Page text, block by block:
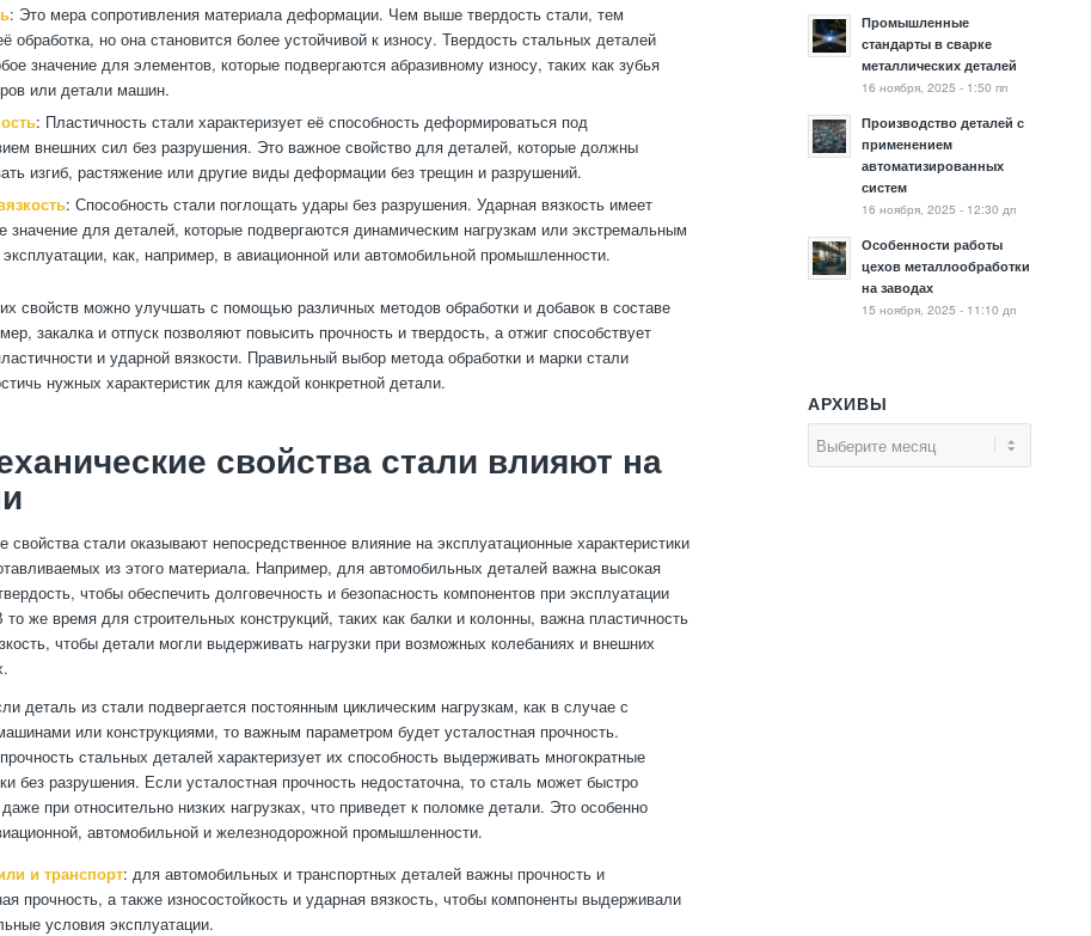
: Это мера сопротивления материала деформации. Чем выше твердость стали, тем
обработка, но она становится более устойчивой к износу. Твердость стальных деталей
значение для элементов, которые подвергаются абразивному износу, таких как зубья
или детали машин.
: Пластичность стали характеризует её способность деформироваться под
внешних сил без разрушения. Это важное свойство для деталей, которые должны
изгиб, растяжение или другие виды деформации без трещин и разрушений.
: Способность стали поглощать удары без разрушения. Ударная вязкость имеет
для деталей, которые подвергаются динамическим нагрузкам или экстремальным
как, например, в авиационной или автомобильной промышленности.
свойств можно улучшать с помощью различных методов обработки и добавок в составе
закалка и отпуск позволяют повысить прочность и твердость, а отжиг способствует
и ударной вязкости. Правильный выбор метода обработки и марки стали
нужных характеристик для каждой конкретной детали.
свойства стали влияют на
свойства стали оказывают непосредственное влияние на эксплуатационные характеристики
из этого материала. Например, для автомобильных деталей важна высокая
чтобы обеспечить долговечность и безопасность компонентов при эксплуатации
то же время для строительных конструкций, таких как балки и колонны, важна пластичность
чтобы детали могли выдерживать нагрузки при возможных колебаниях и внешних
деталь из стали подвергается постоянным циклическим нагрузкам, как в случае с
или конструкциями, то важным параметром будет усталостная прочность.
стальных деталей характеризует их способность выдерживать многократные
без разрушения. Если усталостная прочность недостаточна, то сталь может быстро
при относительно низких нагрузках, что приведет к поломке детали. Это особенно
автомобильной и железнодорожной промышленности.
и транспорт: для автомобильных и транспортных деталей важны прочность и
прочность, а также износостойкость и ударная вязкость, чтобы компоненты выдерживали
условия эксплуатации.
Промышленные
стандарты в сварке
металлических деталей
16 ноября, 2025 - 1:50 пп
Производство деталей с
применением
автоматизированных
систем
16 ноября, 2025 - 12:30 дп
Особенности работы
цехов металлообработки
на заводах
15 ноября, 2025 - 11:10 дп
АРХИВЫ